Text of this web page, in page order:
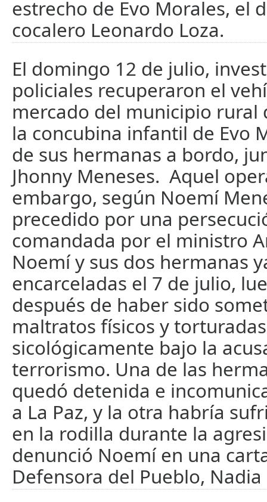
estrecho de Evo Morales, el
cocalero Leonardo Loza.
El domingo 12 de julio,
policiales recuperaron el
mercado del municipio rural
la concubina infantil de Evo
de sus hermanas a bordo,
Jhonny Meneses. Aquel
embargo, según Noemí
precedido por una
comandada por el ministro
Noemí y sus dos hermanas
encarceladas el 7 de julio,
después de haber sido
maltratos físicos y torturadas
sicológicamente bajo la
terrorismo. Una de las
quedó detenida e
a La Paz, y la otra habría
en la rodilla durante la
denunció Noemí en una
Defensora del Pueblo, Nadia